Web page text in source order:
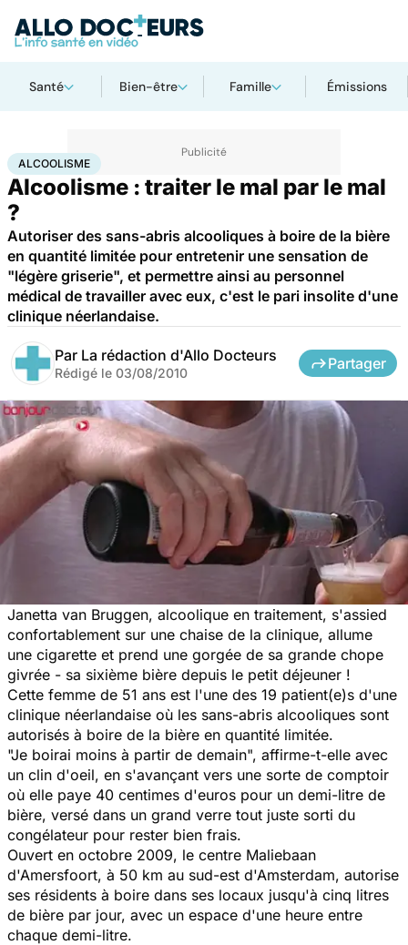
Santé Bien-être Famille Émissions
AccueilSantéAlcoolisme
ALCOOLISME
Alcoolisme : traiter le mal par le mal
?
Autoriser des sans-abris alcooliques à boire de la bière
en quantité limitée pour entretenir une sensation de
"légère griserie", et permettre ainsi au personnel
médical de travailler avec eux, c'est le pari insolite d'une
clinique néerlandaise.
Par La rédaction d'Allo Docteurs
Rédigé le 03/08/2010
Partager
Janetta van Bruggen, alcoolique en traitement, s'assied
confortablement sur une chaise de la clinique, allume
une cigarette et prend une gorgée de sa grande chope
givrée - sa sixième bière depuis le petit déjeuner !
Cette femme de 51 ans est l'une des 19 patient(e)s d'une
clinique néerlandaise où les sans-abris alcooliques sont
autorisés à boire de la bière en quantité limitée.
"Je boirai moins à partir de demain", affirme-t-elle avec
un clin d'oeil, en s'avançant vers une sorte de comptoir
où elle paye 40 centimes d'euros pour un demi-litre de
bière, versé dans un grand verre tout juste sorti du
congélateur pour rester bien frais.
Ouvert en octobre 2009, le centre Maliebaan
d'Amersfoort, à 50 km au sud-est d'Amsterdam, autorise
ses résidents à boire dans ses locaux jusqu'à cinq litres
de bière par jour, avec un espace d'une heure entre
chaque demi-litre.